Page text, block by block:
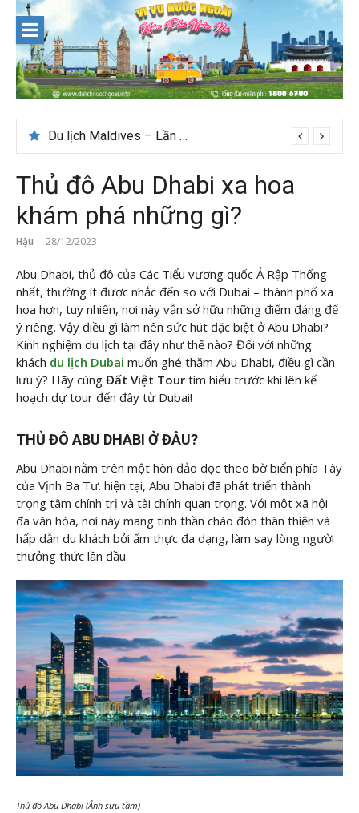
content
Nên du lịch ở đâu ” giá tốt” dịp lễ quốc khánh 2/9
Thủ đô Abu Dhabi xa hoa
khám phá những gì?
Hậu 28/12/2023
Abu Dhabi, thủ đô của Các Tiểu vương quốc Ả Rập Thống
nhất, thường ít được nhắc đến so với Dubai – thành phố xa
hoa hơn, tuy nhiên, nơi này vẫn sở hữu những điểm đáng để
ý riêng. Vậy điều gì làm nên sức hút đặc biệt ở Abu Dhabi?
Kinh nghiệm du lịch tại đây như thế nào? Đối với những
khách du lịch Dubai muốn ghé thăm Abu Dhabi, điều gì cần
lưu ý? Hãy cùng Đất Việt Tour tìm hiểu trước khi lên kế
hoạch dự tour đến đây từ Dubai!
THỦ ĐÔ ABU DHABI Ở ĐÂU?
Abu Dhabi nằm trên một hòn đảo dọc theo bờ biển phía Tây
của Vịnh Ba Tư. hiện tại, Abu Dhabi đã phát triển thành
trọng tâm chính trị và tài chính quan trọng. Với một xã hội
đa văn hóa, nơi này mang tinh thần chào đón thân thiện và
hấp dẫn du khách bởi ẩm thực đa dạng, làm say lòng người
thưởng thức lần đầu.
Thủ đô Abu Dhabi (Ảnh sưu tầm)